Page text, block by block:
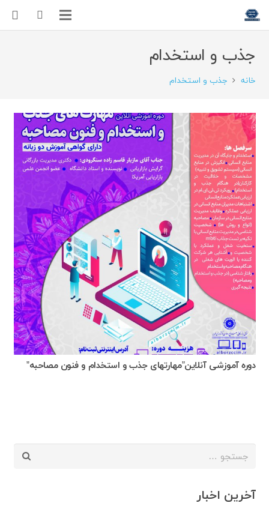
جذب و استخدام
خانه جذب و استخدام
دوره آموزشی آنلاین”مهارتهای جذب و استخدام و فنون مصاحبه”
جستجو
آخرین اخبار